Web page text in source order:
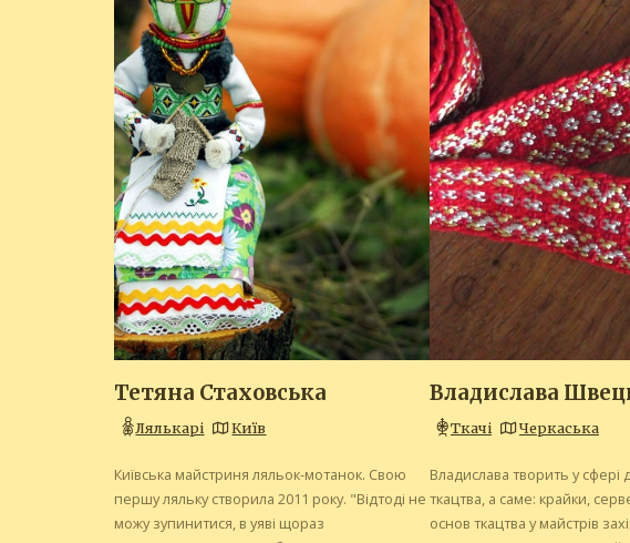
Тетяна Стаховська
Лялькарі Київ
Київська майстриня ляльок-мотанок. Свою
першу ляльку створила 2011 року. "Відтоді не
можу зупинитися, в уяві щораз
Владислава
Ткачі Черкаська
Владислава творить у сфері
ткацтва, а саме: крайки,
основ ткацтва у майстрів